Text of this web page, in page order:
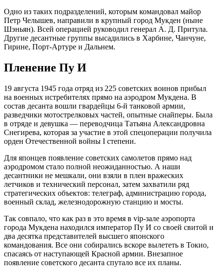
Одно из таких подразделений, которым командовал майор
Петр Челышев, направили в крупный город Мукден (ныне
Шэньян). Всей операцией руководил генерал А. Д. Притула.
Другие десантные группы высадились в Харбине, Чанчуне,
Гирине, Порт-Артуре и Дальнем.
Пленение Пу И
19 августа 1945 года отряд из 225 советских воинов прибыл
на военных истребителях прямо на аэродром Мукдена. В
состав десанта вошли гвардейцы 6-й танковой армии,
разведчики мотострелковых частей, опытные снайперы. Была
в отряде и девушка — переводчица Татьяна Александровна
Снегирева, которая за участие в этой спецоперации получила
орден Отечественной войны I степени.
Для японцев появление советских самолетов прямо над
аэродромом стало полной неожиданностью. А наши
десантники не мешкали, они взяли в плен вражеских
летчиков и технический персонал, затем захватили ряд
стратегических объектов: телеграф, администрацию города,
военный склад, железнодорожную станцию и мосты.
Так совпало, что как раз в это время в vip-зале аэропорта
города Мукдена находился император Пу И со своей свитой и
два десятка представителей высшего японского
командования. Все они собирались вскоре вылететь в Токио,
спасаясь от наступающей Красной армии. Внезапное
появление советского десанта спутало все их планы.